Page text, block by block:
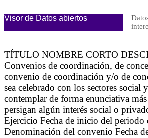
Visor de Datos abiertos
TÍTULO NOMBRE CORTO
Convenios de coordinación, de
convenio de coordinación y/o de
sea celebrado con los sectores
contemplar de forma enunciativa
persigan algún interés social o
Ejercicio Fecha de inicio del
Denominación del convenio Fecha